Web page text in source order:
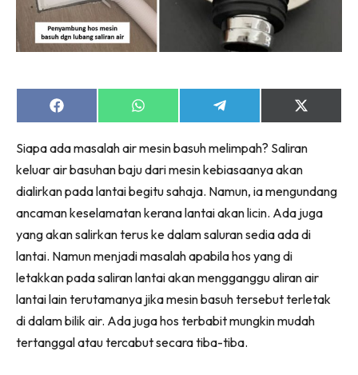
Make Over
Bilik Air
Bilik Tidur
Ruang Makan
Ruang Tamu
Menarik Lagi
Casa Impiana
Impiana Makeover
Makeover Ruang Selebriti
Destinasi
Hotel
Kafe
Hartanah
High Rise
Landed
Share
on
Share
on
Share
on
Share
on
(Twitter)
Siapa ada masalah air mesin basuh melimpah? Saliran
keluar air basuhan baju dari mesin kebiasaanya akan
dialirkan pada lantai begitu sahaja. Namun, ia mengundang
ancaman keselamatan kerana lantai akan licin. Ada juga
yang akan salirkan terus ke dalam saluran sedia ada di
lantai. Namun menjadi masalah apabila hos yang di
letakkan pada saliran lantai akan mengganggu aliran air
lantai lain terutamanya jika mesin basuh tersebut terletak
di dalam bilik air. Ada juga hos terbabit mungkin mudah
tertanggal atau tercabut secara tiba-tiba.